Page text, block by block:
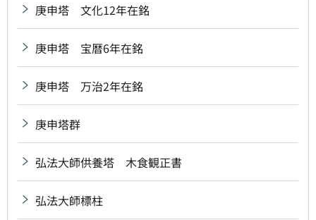
庚申塔 文化12年在銘
庚申塔 宝暦6年在銘
庚申塔 万治2年在銘
庚申塔群
弘法大師供養塔 木食観正書
弘法大師標柱